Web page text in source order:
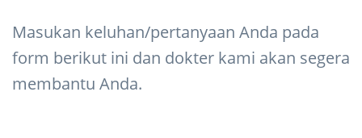
Masukan keluhan/pertanyaan Anda pada
form berikut ini dan dokter kami akan segera
membantu Anda.